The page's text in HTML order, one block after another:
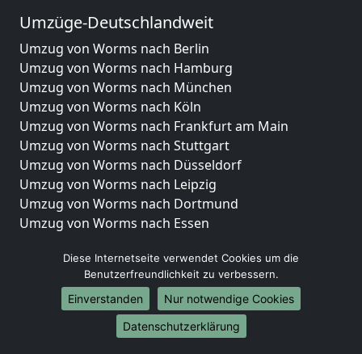
Umzüge-Deutschlandweit
Umzug von Worms nach Berlin
Umzug von Worms nach Hamburg
Umzug von Worms nach München
Umzug von Worms nach Köln
Umzug von Worms nach Frankfurt am Main
Umzug von Worms nach Stuttgart
Umzug von Worms nach Düsseldorf
Umzug von Worms nach Leipzig
Umzug von Worms nach Dortmund
Umzug von Worms nach Essen
Umzug von Worms nach Dresden
Umzug von Worms nach Hannover
Umzug von Worms nach Nürnberg
Umzug von Worms nach Duisburg
Umzug von Worms nach Bochum
Diese Internetseite verwendet Cookies um die
Benutzerfreundlichkeit zu verbessern.
Einverstanden
Nur notwendige Cookies
Datenschutzerklärung